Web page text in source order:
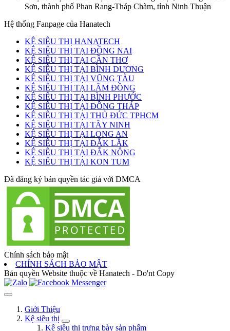
Sơn, thành phố Phan Rang-Tháp Chàm, tỉnh Ninh Thuận
Hệ thống Fanpage của Hanatech
KỆ SIÊU THỊ HANATECH
KỆ SIÊU THỊ TẠI ĐỒNG NAI
KỆ SIÊU THỊ TẠI CẦN THƠ
KỆ SIÊU THỊ TẠI BÌNH DƯƠNG
KỆ SIÊU THỊ TẠI VŨNG TÀU
KỆ SIÊU THỊ TẠI LÂM ĐỒNG
KỆ SIÊU THỊ TẠI BÌNH PHƯỚC
KỆ SIÊU THỊ TẠI ĐỒNG THÁP
KỆ SIÊU THỊ TẠI THỦ ĐỨC TPHCM
KỆ SIÊU THỊ TẠI TÂY NINH
KỆ SIÊU THỊ TẠI LONG AN
KỆ SIÊU THỊ TẠI ĐẮK LẮK
KỆ SIÊU THỊ TẠI ĐẮK NÔNG
KỆ SIÊU THỊ TẠI KON TUM
Đã đăng ký bản quyền tác giả với DMCA
Chính sách bảo mật
CHÍNH SÁCH BẢO MẬT
Bản quyền Website thuộc về Hanatech - Do'nt Copy
Giới Thiệu
Kệ siêu thị
Kệ siêu thị trưng bày sản phẩm